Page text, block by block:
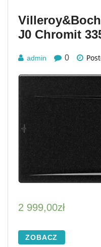
J0 Chromit
admin 0
2 999,00zł
ZOBACZ